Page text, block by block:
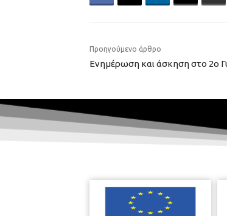
Προηγούμενο άρθρο
Ενημέρωση και άσκηση στο 2ο